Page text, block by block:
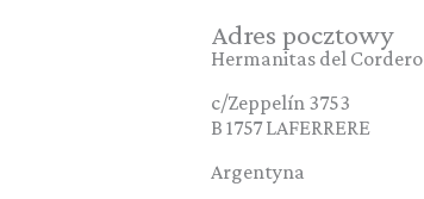
Adres pocztowy
Hermanitas del Cordero
c/Zeppelín 3753
B 1757 LAFERRERE
Argentyna